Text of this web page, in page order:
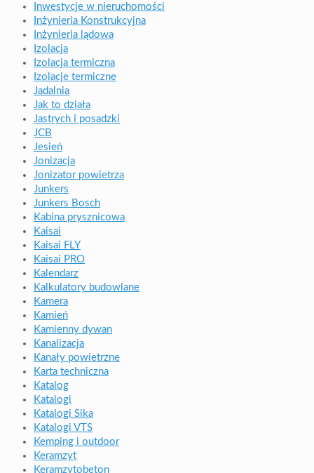
Inwestycje w nieruchomości
Inżynieria Konstrukcyjna
Inżynieria lądowa
Izolacja
Izolacja termiczna
Izolacje termiczne
Jadalnia
Jak to działa
Jastrych i posadzki
JCB
Jesień
Jonizacja
Jonizator powietrza
Junkers
Junkers Bosch
Kabina prysznicowa
Kaisai
Kaisai FLY
Kaisai PRO
Kalendarz
Kalkulatory budowlane
Kamera
Kamień
Kamienny dywan
Kanalizacja
Kanały powietrzne
Karta techniczna
Katalog
Katalogi
Katalogi Sika
Katalogi VTS
Kemping i outdoor
Keramzyt
Keramzytobeton